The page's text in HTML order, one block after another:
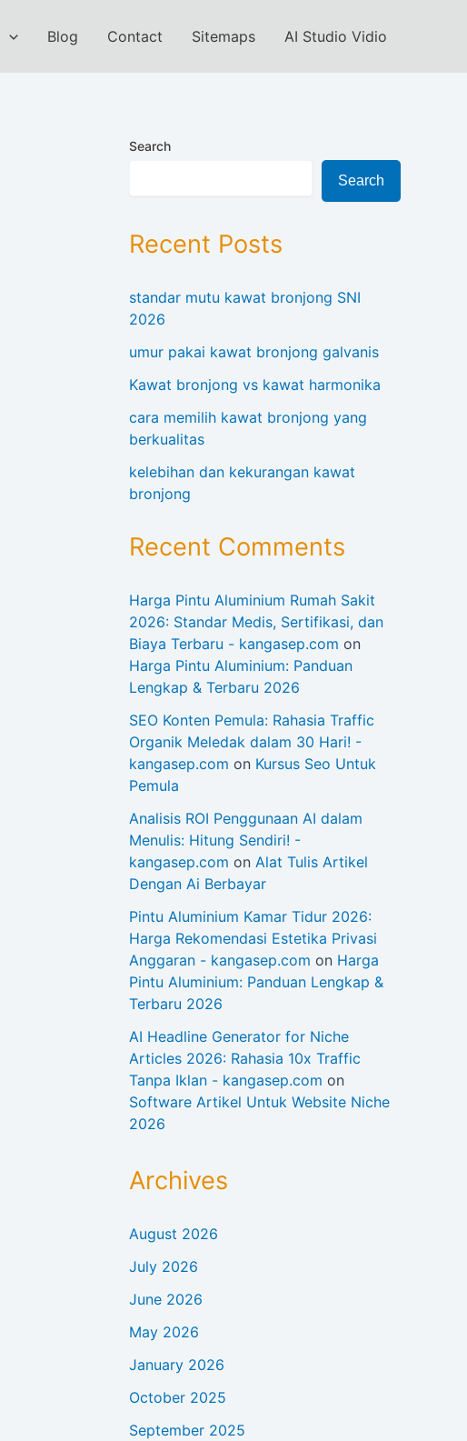
Blog Contact Sitemaps AI Studio Vidio
Search
Search
Recent Posts
standar mutu kawat bronjong SNI
2026
umur pakai kawat bronjong galvanis
Kawat bronjong vs kawat harmonika
cara memilih kawat bronjong yang
berkualitas
kelebihan dan kekurangan kawat
bronjong
Recent Comments
Harga Pintu Aluminium Rumah Sakit
2026: Standar Medis, Sertifikasi, dan
Biaya Terbaru - kangasep.com on
Harga Pintu Aluminium: Panduan
Lengkap & Terbaru 2026
SEO Konten Pemula: Rahasia Traffic
Organik Meledak dalam 30 Hari! -
kangasep.com on Kursus Seo Untuk
Pemula
Analisis ROI Penggunaan AI dalam
Menulis: Hitung Sendiri! -
kangasep.com on Alat Tulis Artikel
Dengan Ai Berbayar
Pintu Aluminium Kamar Tidur 2026:
Harga Rekomendasi Estetika Privasi
Anggaran - kangasep.com on Harga
Pintu Aluminium: Panduan Lengkap &
Terbaru 2026
AI Headline Generator for Niche
Articles 2026: Rahasia 10x Traffic
Tanpa Iklan - kangasep.com on
Software Artikel Untuk Website Niche
2026
Archives
August 2026
July 2026
June 2026
May 2026
January 2026
October 2025
September 2025